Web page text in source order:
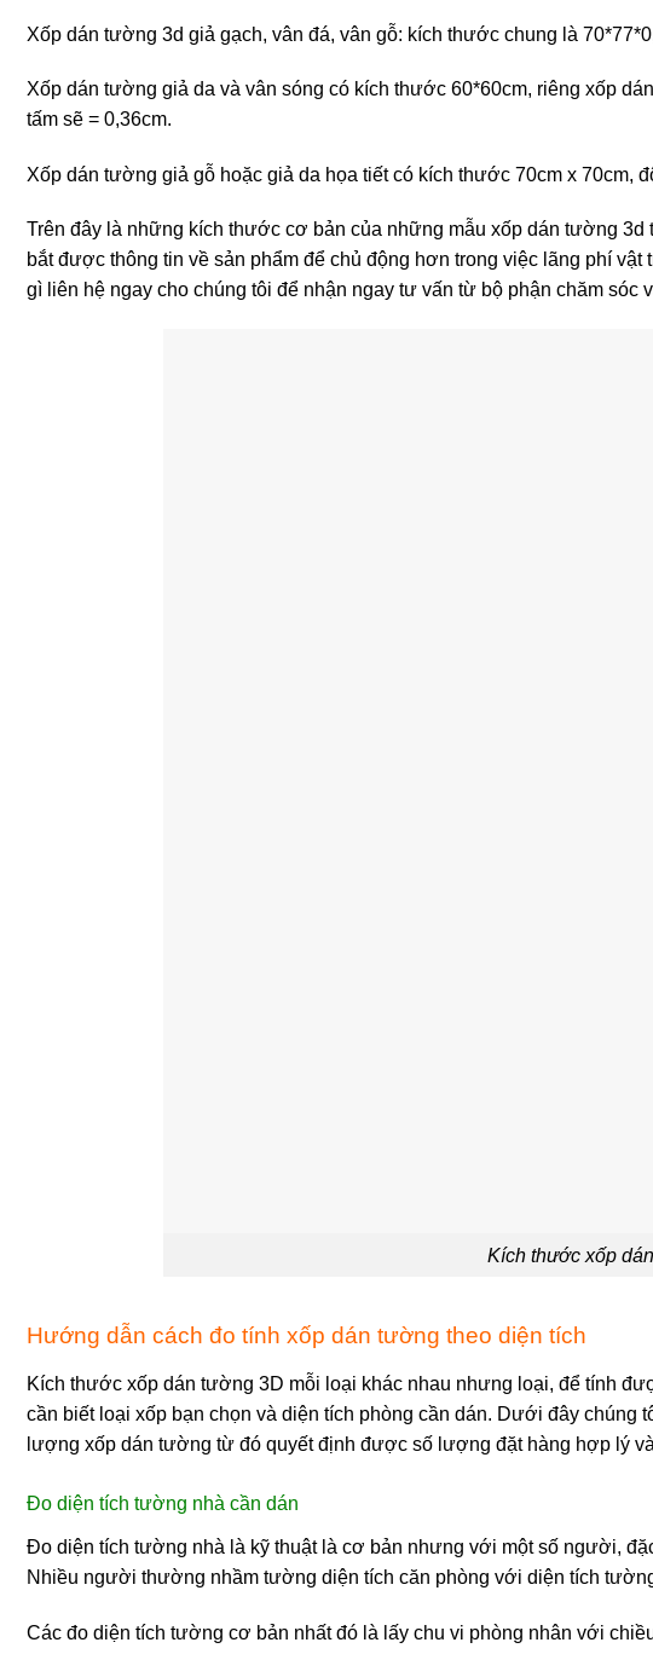
Xốp dán tường 3d giả gạch, vân đá, vân gỗ: kích thước chung là
Xốp dán tường giả da và vân sóng có kích thước 60*60cm, riêng xốp
tấm sẽ = 0,36cm.
Xốp dán tường giả gỗ hoặc giả da họa tiết có kích thước 70cm x 70cm,
Trên đây là những kích thước cơ bản của những mẫu xốp dán tường
bắt được thông tin về sản phẩm để chủ động hơn trong việc lãng phí
gì liên hệ ngay cho chúng tôi để nhận ngay tư vấn từ bộ phận chăm sóc
Kích thước xốp
Hướng dẫn cách đo tính xốp dán tường theo diện tích
Kích thước xốp dán tường 3D mỗi loại khác nhau nhưng loại, để tính
cần biết loại xốp bạn chọn và diện tích phòng cần dán. Dưới đây
lượng xốp dán tường từ đó quyết định được số lượng đặt hàng hợp lý
Đo diện tích tường nhà cần dán
Đo diện tích tường nhà là kỹ thuật là cơ bản nhưng với một số người,
Nhiều người thường nhầm tường diện tích căn phòng với diện tích
Các đo diện tích tường cơ bản nhất đó là lấy chu vi phòng nhân với